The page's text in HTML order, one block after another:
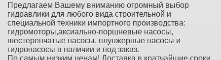
Предлагаем Вашему вниманию огромный выбор
гидравлики для любого вида строительной и
специальной техники импортного производства:
гидромоторы,аксиально-поршневые насосы,
шестеренчатые насосы, плунжерные насосы и
гидронасосы в наличии и под заказ.
По самым низким ценам! Доставка в кратчайшие сроки